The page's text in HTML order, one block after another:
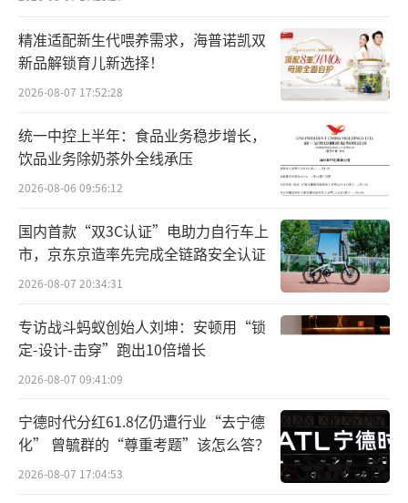
抉择。
高开低走的“去家族化”
要深入理解当前香飘飘的境遇，或许需要
从其发展历程中寻找答案。
茶之父”。2005年，蒋建琪在家乡浙江湖州创
立了以“香飘飘奶茶”为主打产品的公司，凭
借独特的口味和便捷的包装，香飘飘迅速赢得
了市场认可，成为了消费者心中的奶茶代表品
牌。
精准适配新生代喂养需求，海普诺凯双
新品解锁育儿新选择！
2026-08-07 17:52:28
统一中控上半年：食品业务稳步增长，
饮品业务除奶茶外全线承压
2026-08-06 09:56:12
国内首款“双3C认证”电助力自行车上
市，京东京造率先完成全链路安全认证
2026-08-07 20:34:31
专访战斗蚂蚁创始人刘坤：安顿用“锁
定-设计-击穿”跑出10倍增长
2026-08-07 09:41:09
宁德时代分红61.8亿仍遭行业“去宁德
化” 曾毓群的“尊重考题”该怎么答？
2026-08-07 17:04:53